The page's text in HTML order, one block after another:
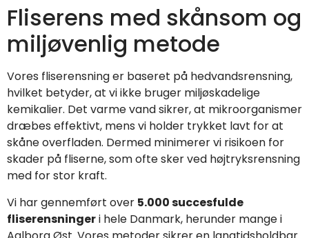
Fliserens med skånsom og
miljøvenlig metode
Vores fliserensning er baseret på hedvandsrensning,
hvilket betyder, at vi ikke bruger miljøskadelige
kemikalier. Det varme vand sikrer, at mikroorganismer
dræbes effektivt, mens vi holder trykket lavt for at
skåne overfladen. Dermed minimerer vi risikoen for
skader på fliserne, som ofte sker ved højtryksrensning
med for stor kraft.
Vi har gennemført over 5.000 succesfulde
fliserensningeri hele Danmark, herunder mange i